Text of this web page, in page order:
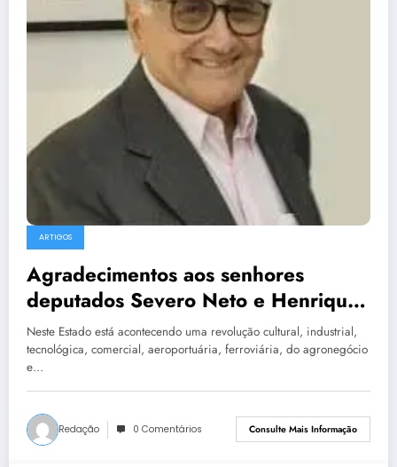
ARTIGOS
Agradecimentos aos senhores
deputados Severo Neto e Henrique
Pires
Neste Estado está acontecendo uma revolução cultural, industrial,
tecnológica, comercial, aeroportuária, ferroviária, do agronegócio
e…
Redação 0 Comentários Consulte Mais Informação